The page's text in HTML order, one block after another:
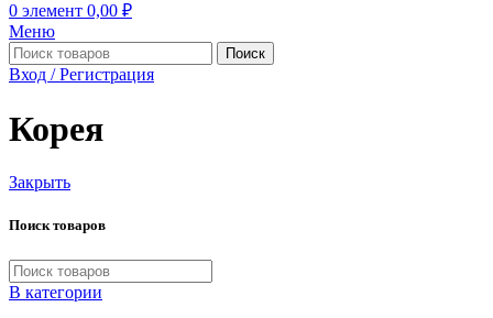
0 элемент 0,00 ₽
Меню
Поиск
Вход / Регистрация
Корея
Закрыть
Поиск товаров
В категории